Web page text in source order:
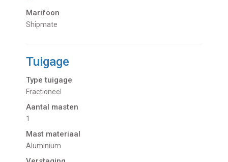
Marifoon
Shipmate
Tuigage
Type tuigage
Fractioneel
Aantal masten
1
Mast materiaal
Aluminium